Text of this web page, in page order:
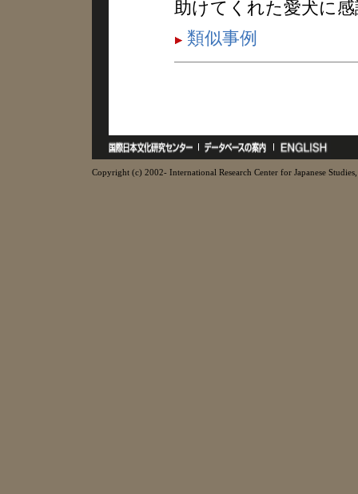
助けてくれた愛犬に
類似事例
Copyright (c) 2002- International Research Center for Japanese